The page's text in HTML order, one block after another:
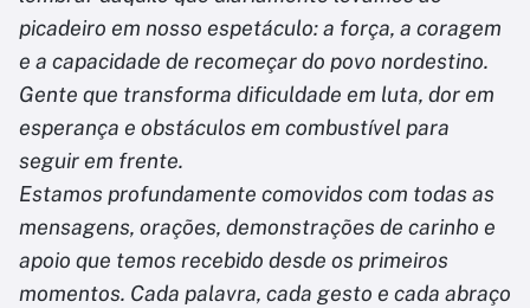
picadeiro em nosso espetáculo: a força, a coragem
e a capacidade de recomeçar do povo nordestino.
Gente que transforma dificuldade em luta, dor em
esperança e obstáculos em combustível para
seguir em frente.
Estamos profundamente comovidos com todas as
mensagens, orações, demonstrações de carinho e
apoio que temos recebido desde os primeiros
momentos. Cada palavra, cada gesto e cada abraço